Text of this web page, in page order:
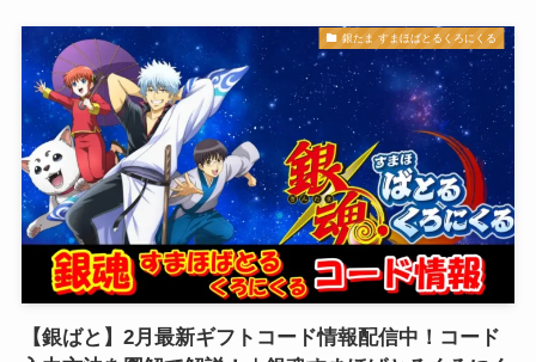
銀たま すまほばとるくろにくる
【銀ばと】2月最新ギフトコード情報配信中！コード